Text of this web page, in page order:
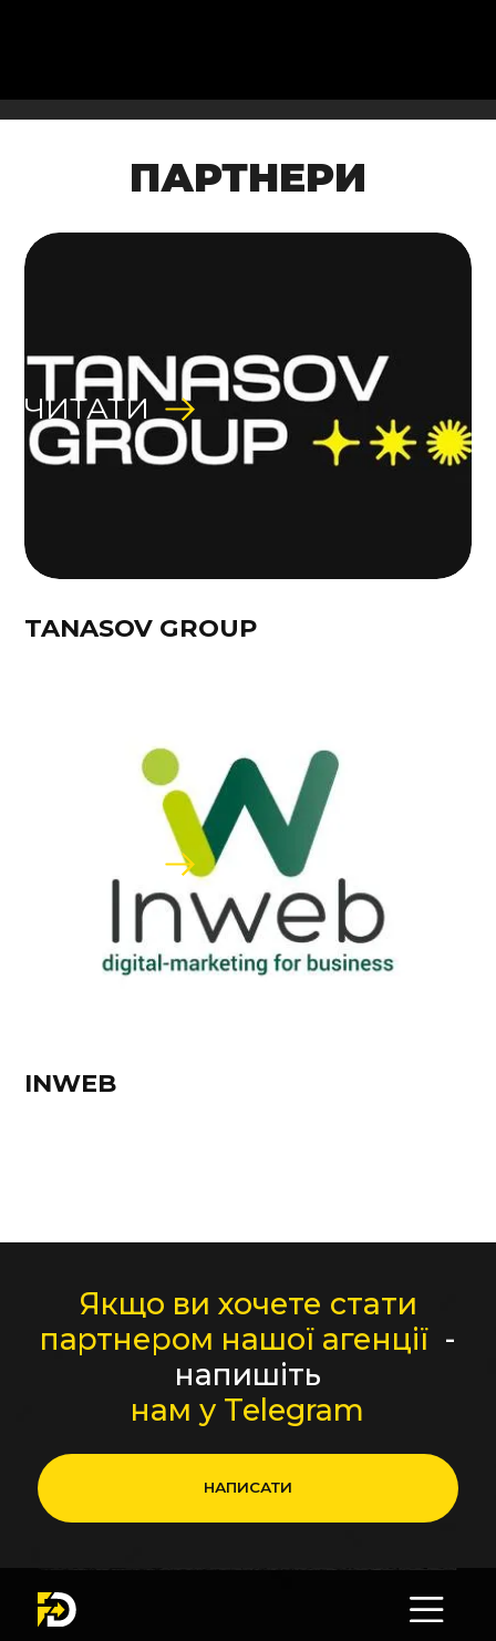
ПАРТНЕРИ
ЧИТАТИ
TANASOV GROUP
INWEB
Якщо ви хочете стати
партнером нашої агенції-
напишіть
нам у Telegram
НАПИСАТИ